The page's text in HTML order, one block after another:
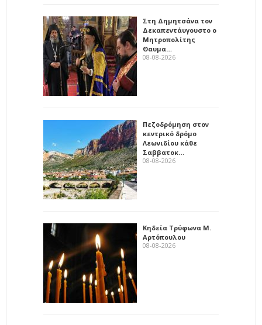
Στη Δημητσάνα τον
Δεκαπεντάυγουστο ο
Μητροπολίτης
Θαυμα…
08-08-2026
Πεζοδρόμηση στον
κεντρικό δρόμο
Λεωνιδίου κάθε
Σαββατοκ…
08-08-2026
Κηδεία Τρύφωνα Μ.
Αρτόπουλου
08-08-2026